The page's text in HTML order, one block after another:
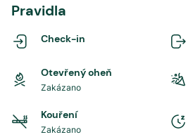
Pravidla
Check-in
Otevřený oheň
Zakázano
Kouření
Zakázano